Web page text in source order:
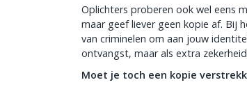
Oplichters proberen ook wel eens
maar geef liever geen kopie af. Bij
van criminelen om aan jouw
ontvangst, maar als extra
Moet je toch een kopie